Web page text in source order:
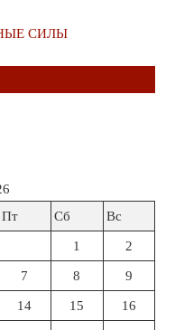
СИЛЫ
Пт Сб Вс
1 2
7 8 9
14 15 16